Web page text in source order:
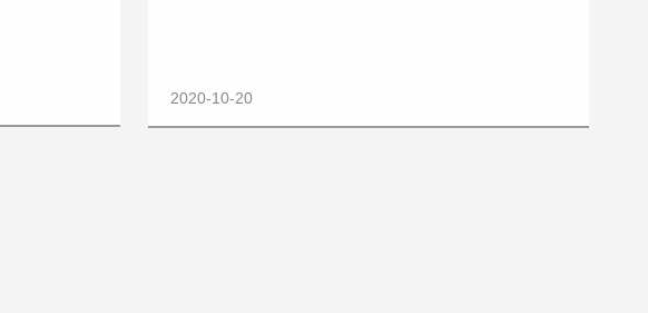
2020-10-20